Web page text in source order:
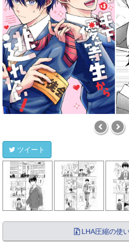
ツイート
LHA圧縮の使